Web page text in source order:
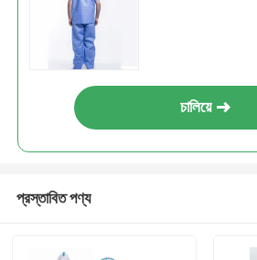
চালিয়ে
প্রস্তাবিত পণ্য